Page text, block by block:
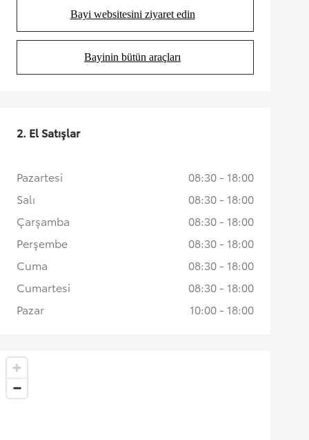
Bayi websitesini ziyaret edin
(Opens in new tab)
Bayinin bütün araçları
(Opens in new tab)
2. El Satışlar
Pazartesi
08:30 - 18:00
Salı
08:30 - 18:00
Çarşamba
08:30 - 18:00
Perşembe
08:30 - 18:00
Cuma
08:30 - 18:00
Cumartesi
08:30 - 18:00
Pazar
10:00 - 18:00